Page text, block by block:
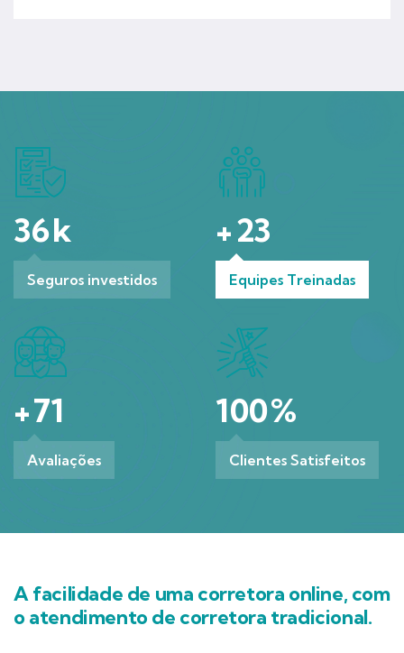
36k
Seguros investidos
+23
Equipes Treinadas
+71
Avaliações
100%
Clientes Satisfeitos
A facilidade de uma corretora online, com
o atendimento de corretora tradicional.